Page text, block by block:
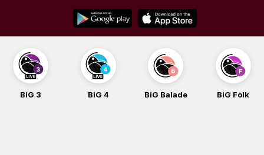
content
BiG 3 BiG 4 BiG Balade BiG Folk